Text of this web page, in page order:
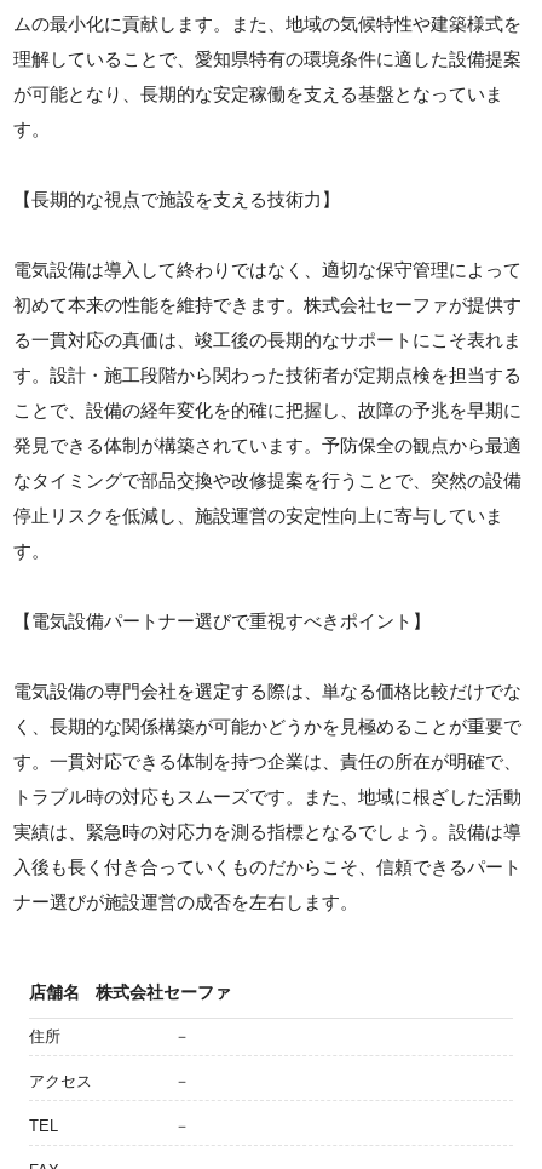
ムの最小化に貢献します。また、地域の気候特性や建築様式を
理解していることで、愛知県特有の環境条件に適した設備提案
が可能となり、長期的な安定稼働を支える基盤となっていま
す。
【長期的な視点で施設を支える技術力】
電気設備は導入して終わりではなく、適切な保守管理によって
初めて本来の性能を維持できます。株式会社セーファが提供す
る一貫対応の真価は、竣工後の長期的なサポートにこそ表れま
す。設計・施工段階から関わった技術者が定期点検を担当する
ことで、設備の経年変化を的確に把握し、故障の予兆を早期に
発見できる体制が構築されています。予防保全の観点から最適
なタイミングで部品交換や改修提案を行うことで、突然の設備
停止リスクを低減し、施設運営の安定性向上に寄与していま
す。
【電気設備パートナー選びで重視すべきポイント】
電気設備の専門会社を選定する際は、単なる価格比較だけでな
く、長期的な関係構築が可能かどうかを見極めることが重要で
す。一貫対応できる体制を持つ企業は、責任の所在が明確で、
トラブル時の対応もスムーズです。また、地域に根ざした活動
実績は、緊急時の対応力を測る指標となるでしょう。設備は導
入後も長く付き合っていくものだからこそ、信頼できるパート
ナー選びが施設運営の成否を左右します。
店舗名 株式会社セーファ
住所 －
アクセス －
TEL －